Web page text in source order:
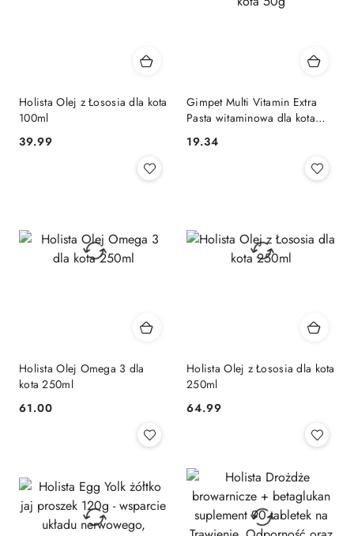
Holista Olej z Łososia dla kota
100ml
Cena:
39.99
Gimpet Multi Vitamin Extra
Pasta witaminowa dla kota
Cena:
19.34
Holista Olej Omega 3 dla
kota 250ml
Cena:
61.00
Holista Olej z Łososia dla kota
250ml
Cena:
64.99